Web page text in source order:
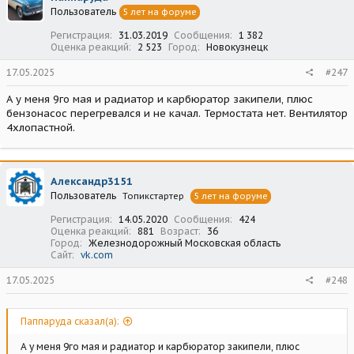
и
Пользователь 5 лет на форуме
Регистрация 31.03.2019 Сообщения
1 382
Оценка реакций
2 523 Город Новокузнецк
17.05.2025 #247
А у меня 9го мая и радиатор и карбюратор закипели, плюс
бензонасос перегревался и не качал. Термостата нет. Вентилятор
4хлопастной.
Александр3151
Пользователь Топикстартер 5 лет на форуме
Регистрация 14.05.2020 Сообщения
424
Оценка реакций
881 Возраст
36
Город
Железнодорожный Московская область
Сайт
vk.com
17.05.2025 #248
Паппаруда сказал(а):
А у меня 9го мая и радиатор и карбюратор закипели, плюс